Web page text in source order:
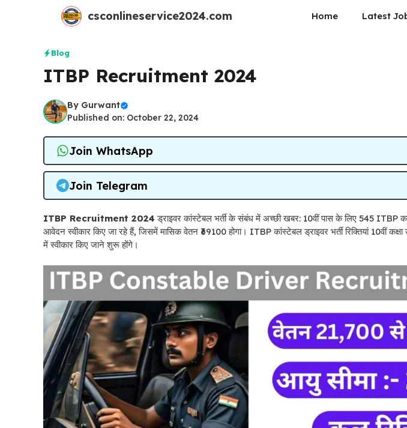
csconlineservice2024.com Home Latest
Blog
ITBP Recruitment 2024
By Gurwant
Published on: October 22, 2024
Join WhatsApp
Join Telegram
ITBP Recruitment 2024 ड्राइवर कांस्टेबल भर्ती के संबंध में अच्छी खबर: 10वीं पास के लिए 545 ITBP
आवेदन स्वीकार किए जा रहे हैं, जिसमें मासिक वेतन ₹69100 होगा। ITBP कांस्टेबल ड्राइवर भर्ती रिक्तियां 10वीं कक्षा
में स्वीकार किए जाने शुरू होंगे।